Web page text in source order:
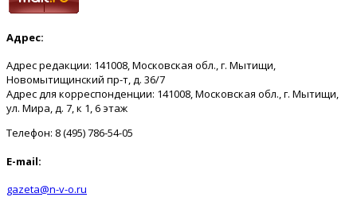
Адрес:
Адрес редакции: 141008, Московская обл., г. Мытищи,
Новомытищинский пр-т, д. 36/7
Адрес для корреспонденции: 141008, Московская обл., г. Мытищи,
ул. Мира, д. 7, к 1, 6 этаж
Телефон: 8 (495) 786-54-05
E-mail:
gazeta@n-v-o.ru